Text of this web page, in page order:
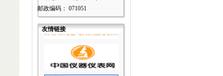
邮政编码： 071051
友情链接